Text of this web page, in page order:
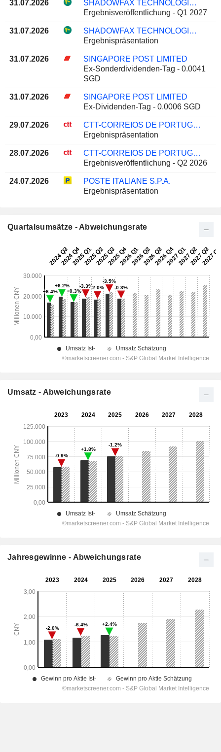
31.07.2026
SHADOWFAX TECHNOLOGIES LIMITED
Ergebnisveröffentlichung - Q1 2027
31.07.2026
SHADOWFAX TECHNOLOGIES LIMITED
Ergebnispräsentation
31.07.2026
SINGAPORE POST LIMITED
Ex-Sonderdividenden-Tag - 0.0041
SGD
31.07.2026
SINGAPORE POST LIMITED
Ex-Dividenden-Tag - 0.0006 SGD
29.07.2026
CTT-CORREIOS DE PORTUGAL, S.A.
Ergebnispräsentation
28.07.2026
CTT-CORREIOS DE PORTUGAL, S.A.
Ergebnisveröffentlichung - Q2 2026
24.07.2026
POSTE ITALIANE S.P.A.
Ergebnispräsentation
Quartalsumsätze - Abweichungsrate
Umsatz - Abweichungsrate
Jahresgewinne - Abweichungsrate